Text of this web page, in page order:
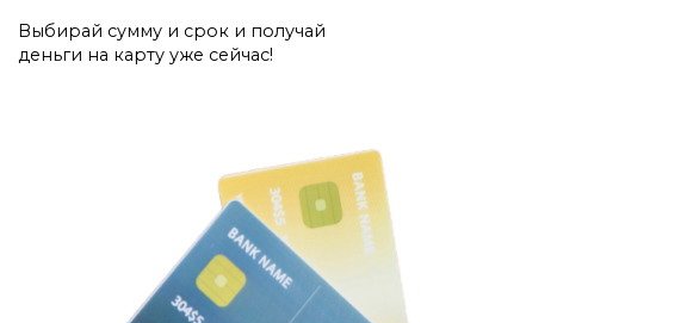
Выбирай сумму и срок и получай
деньги на карту уже сейчас!